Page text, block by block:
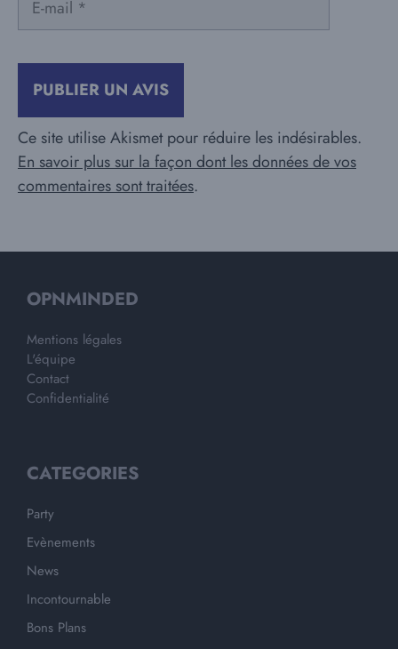
Ce site utilise Akismet pour réduire les indésirables.
En savoir plus sur la façon dont les données de vos
commentaires sont traitées.
OPNMINDED
Mentions légales
L'équipe
Contact
Confidentialité
CATEGORIES
Party
Evènements
News
Incontournable
Bons Plans